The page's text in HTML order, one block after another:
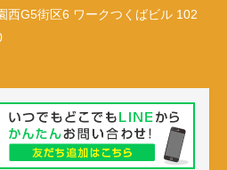
西G5街区6 ワークつくばビル 102